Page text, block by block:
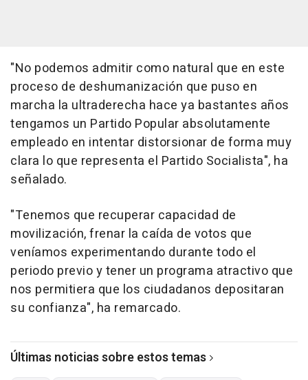
"No podemos admitir como natural que en este
proceso de deshumanización que puso en
marcha la ultraderecha hace ya bastantes años
tengamos un Partido Popular absolutamente
empleado en intentar distorsionar de forma muy
clara lo que representa el Partido Socialista", ha
señalado.
"Tenemos que recuperar capacidad de
movilización, frenar la caída de votos que
veníamos experimentando durante todo el
periodo previo y tener un programa atractivo que
nos permitiera que los ciudadanos depositaran
su confianza", ha remarcado.
Últimas noticias sobre estos temas